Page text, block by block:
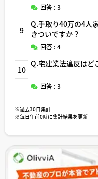
回答 : 3
9
Q.手取り40万の4人
きついですか？
回答 : 4
10
Q.宅建業法違反はど
回答 : 3
※過去30日集計
※毎日午前0時に集計結果を更新